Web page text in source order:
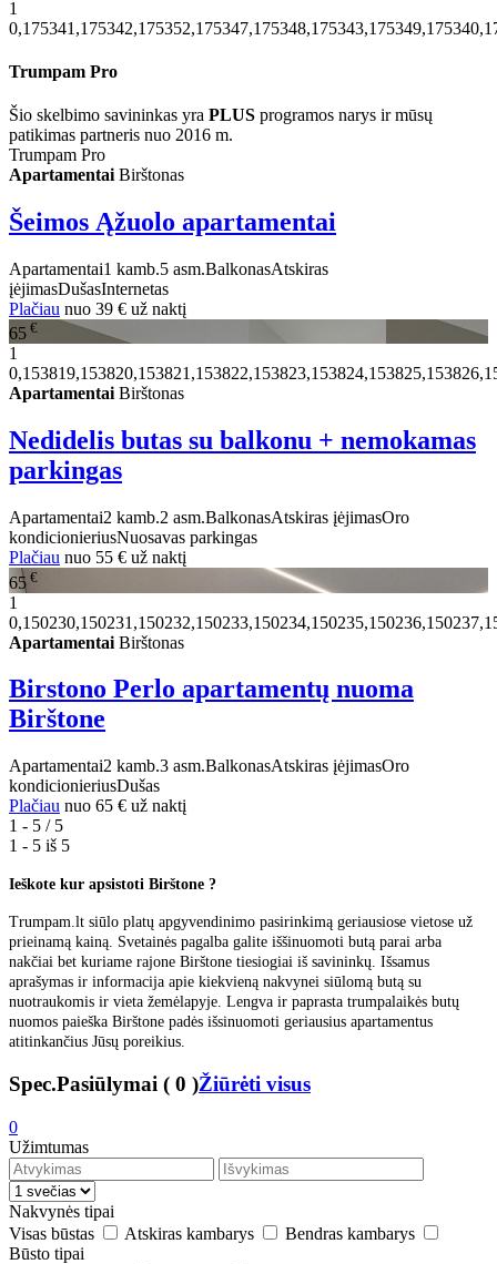
1
Trumpam Pro
Šio skelbimo savininkas yra PLUS programos narys ir mūsų
patikimas partneris nuo 2016 m.
Trumpam Pro
Apartamentai Birštonas
Šeimos Ąžuolo apartamentai
Apartamentai1 kamb.5 asm.BalkonasAtskiras
įėjimasDušasInternetas
Plačiau nuo 39 € už naktį
65 €
1
ApartamentaiBirštonas
Nedidelis butas su balkonu + nemokamas
parkingas
Apartamentai2 kamb.2 asm.BalkonasAtskiras įėjimasOro
kondicionieriusNuosavas parkingas
Plačiau nuo 55 € už naktį
65 €
1
Apartamentai Birštonas
Birstono Perlo apartamentų nuoma
Birštone
Apartamentai2 kamb.3 asm.BalkonasAtskiras įėjimasOro
kondicionieriusDušas
Plačiau nuo 65 € už naktį
1 - 5 / 5
1 - 5 iš 5
Ieškote kur apsistoti Birštone ?
Trumpam.lt siūlo platų apgyvendinimo pasirinkimą geriausiose vietose už
prieinamą kainą. Svetainės pagalba galite iššinuomoti butą parai arba
nakčiai bet kuriame rajone Birštone tiesiogiai iš savininkų. Išsamus
aprašymas ir informacija apie kiekvieną nakvynei siūlomą butą su
nuotraukomis ir vieta žemėlapyje. Lengva ir paprasta trumpalaikės butų
nuomos paieška Birštone padės išsinuomoti geriausius apartamentus
atitinkančius Jūsų poreikius.
Spec.Pasiūlymai ( 0 )Žiūrėti visus
0
Užimtumas
Nakvynės tipai
Visas būstas
Atskiras kambarys
Bendras kambarys
Būsto tipai